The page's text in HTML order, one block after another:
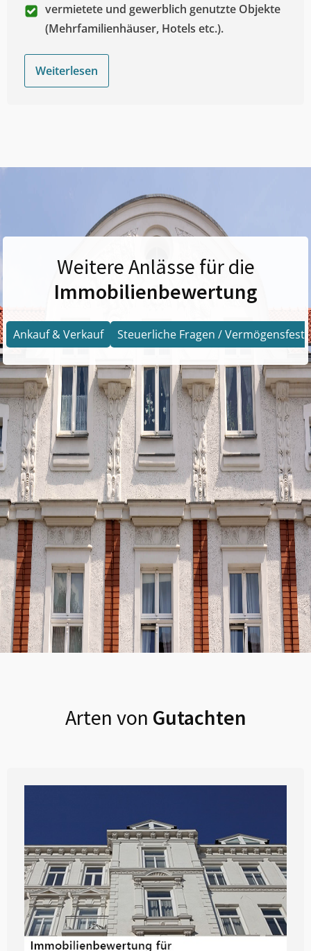
vermietete und gewerblich genutzte Objekte
(Mehrfamilienhäuser, Hotels etc.).
Weiterlesen
Weitere Anlässe für die
Immobilienbewertung
Ankauf & Verkauf Steuerliche Fragen /
Arten von Gutachten